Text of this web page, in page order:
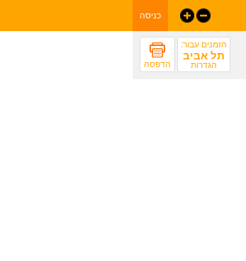
כניסה
הזמנים עבור:
תל אביב
הגדרות הדפסה